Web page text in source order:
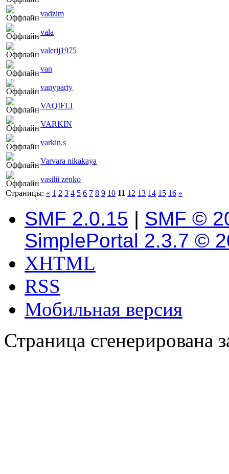
vadzim
vala
valerij1975
van
vanyparty
VAQIFLI
VARKIN
varkin.s
Varvara nikakaya
vasilii zenko
Страницы: « 1 2 3 4 5 6 7 8 9 10 11 12 13 14 15 16 »
SMF 2.0.15 | SMF ©
SimplePortal 2.3.7 ©
XHTML
RSS
Мобильная версия
Страница сгенерирована